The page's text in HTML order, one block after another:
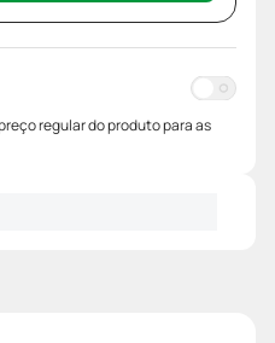
regular do produto para as